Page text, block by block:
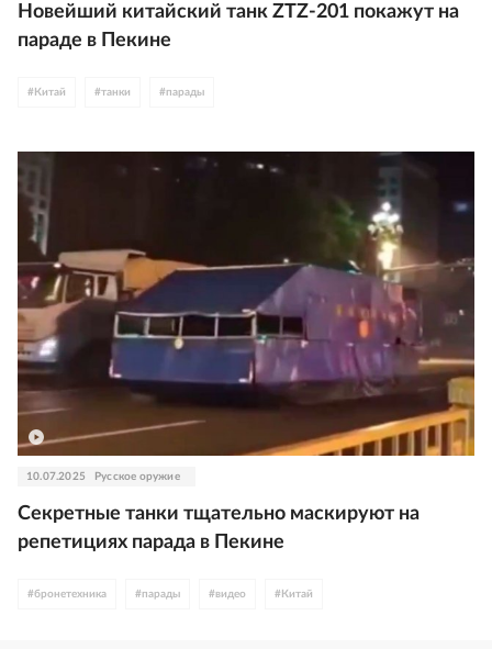
Новейший китайский танк ZTZ-201 покажут на
параде в Пекине
# Китай #танки #парады
10.07.2025 Русское оружие
Секретные танки тщательно маскируют на
репетициях парада в Пекине
#бронетехника #парады #видео # Китай